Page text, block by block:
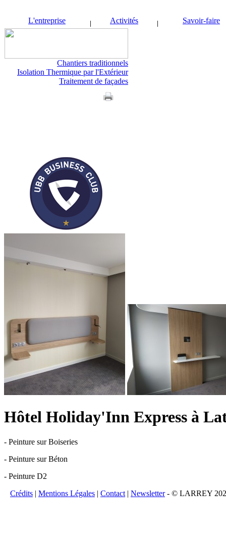
L'entreprise Activités Savoir-faire
Chantiers traditionnels
Isolation Thermique par l'Extérieur
Traitement de façades
Hôtel Holiday'Inn Express à
- Peinture sur Boiseries
- Peinture sur Béton
- Peinture D2
Crédits | Mentions Légales | Contact | Newsletter- © LARREY